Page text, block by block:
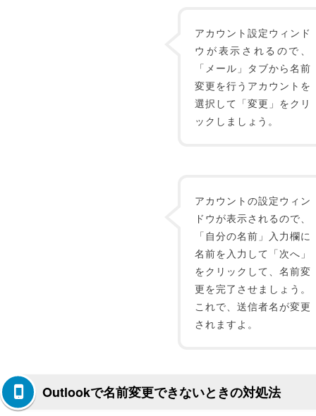
アカウント設定ウィンド
ウが表示されるので、
「メール」タブから名前
変更を行うアカウントを
選択して「変更」をクリ
ックしましょう。
アカウントの設定ウィン
ドウが表示されるので、
「自分の名前」入力欄に
名前を入力して「次へ」
をクリックして、名前変
更を完了させましょう。
これで、送信者名が変更
されますよ。
Outlookで名前変更できないときの対処法